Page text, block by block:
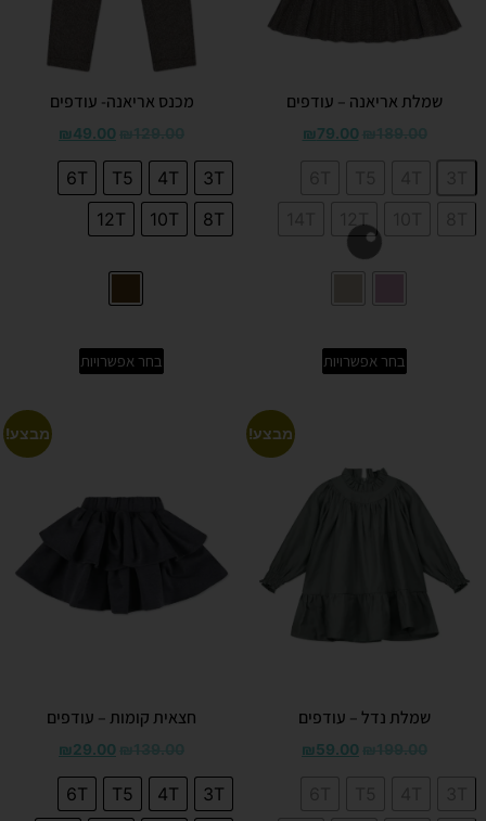
שמלת אריאנה – עודפים
₪79.00
בחר אפשרויות
מכנס אריאנה- עודפים
₪49.00
3T
4T
T5
6T
8T
10T
12T
בחר אפשרויות
מבצע!
שמלת נדל – עודפים
₪59.00
מבצע!
חצאית קומות – עודפים
₪29.00
3T
4T
T5
6T